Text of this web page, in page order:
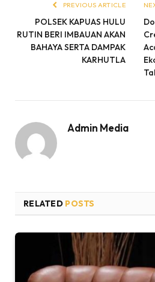
PREVIOUS ARTICLE
POLSEK KAPUAS HULU
RUTIN BERI IMBAUAN AKAN
BAHAYA SERTA DAMPAK
KARHUTLA
Admin Media
RELATED POSTS